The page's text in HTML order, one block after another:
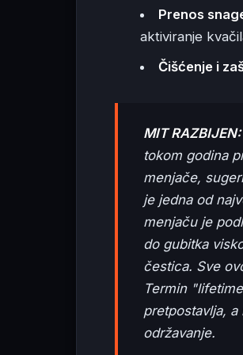
Prenos
aktiviranje
Čišćenje i
MIT
tokom godina
menjače,
je jedna od
menjaču je
do gubitka
čestica. Sve
Termin
pretpostavlja,
održavanje.